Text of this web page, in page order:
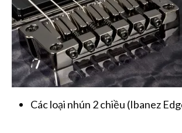
Các loại nhún 2 chiều (Ibanez